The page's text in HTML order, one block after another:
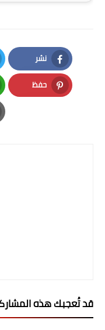
نشر
Facebook
حفظ
Pinterest
قد تُعجبك هذه